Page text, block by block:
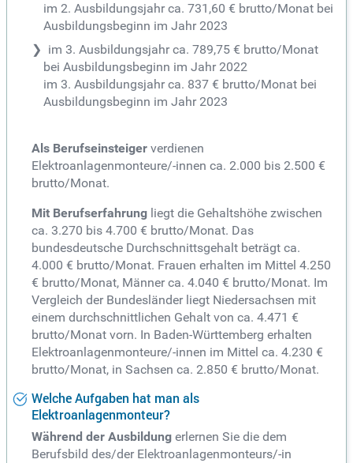
im 2. Ausbildungsjahr ca. 731,60 € brutto/Monat bei
Ausbildungsbeginn im Jahr 2023
im 3. Ausbildungsjahr ca. 789,75 € brutto/Monat
bei Ausbildungsbeginn im Jahr 2022
im 3. Ausbildungsjahr ca. 837 € brutto/Monat bei
Ausbildungsbeginn im Jahr 2023
Als Berufseinsteiger verdienen
Elektroanlagenmonteure/-innen ca. 2.000 bis 2.500 €
brutto/Monat.
Mit Berufserfahrung liegt die Gehaltshöhe zwischen
ca. 3.270 bis 4.700 € brutto/Monat. Das
bundesdeutsche Durchschnittsgehalt beträgt ca.
4.000 € brutto/Monat. Frauen erhalten im Mittel 4.250
€ brutto/Monat, Männer ca. 4.040 € brutto/Monat. Im
Vergleich der Bundesländer liegt Niedersachsen mit
einem durchschnittlichen Gehalt von ca. 4.471 €
brutto/Monat vorn. In Baden-Württemberg erhalten
Elektroanlagenmonteure/-innen im Mittel ca. 4.230 €
brutto/Monat, in Sachsen ca. 2.850 € brutto/Monat.
Welche Aufgaben hat man als
Elektroanlagenmonteur?
Während der Ausbildung erlernen Sie die dem
Berufsbild des/der Elektroanlagenmonteurs/-in